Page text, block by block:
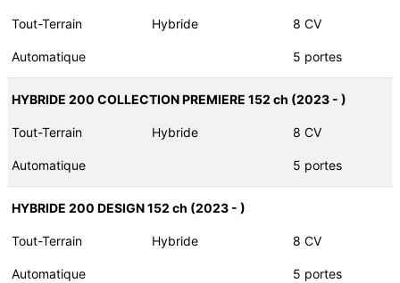
Tout-Terrain Hybride 8 CV
Automatique 5 portes
HYBRIDE 200 COLLECTION PREMIERE 152 ch (2023 - )
Tout-Terrain Hybride 8 CV
Automatique 5 portes
HYBRIDE 200 DESIGN 152 ch (2023 - )
Tout-Terrain Hybride 8 CV
Automatique 5 portes